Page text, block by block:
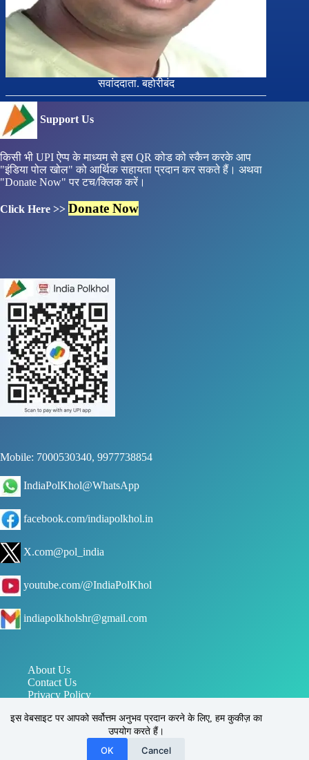
इस वेबसाइट पर आपको सर्वोत्तम अनुभव प्रदान करने के लिए, हम कुकीज़ का
उपयोग करते हैं।
OK Cancel
सवांददाता. बहोरीबंद
Support Us
किसी भी UPI ऐप्प के माध्यम से इस QR कोड को स्कैन करके आप
"इंडिया पोल खोल" को आर्थिक सहायता प्रदान कर सकते हैं। अथवा
"Donate Now" पर टच/क्लिक करें।
Click Here >> Donate Now
Mobile: 7000530340, 9977738854
IndiaPolKhol@WhatsApp
facebook.com/indiapolkhol.in
X.com@pol_india
youtube.com/@IndiaPolKhol
indiapolkholshr@gmail.com
About Us
Contact Us
Privacy Policy
पत्र सूचना कार्यालय PIB
इंडिया पोल खोल, सिहोरा, जबलपुर, मध्य प्रदेश, भारत 483225
Reg. No.: UAM - MP24D0031170